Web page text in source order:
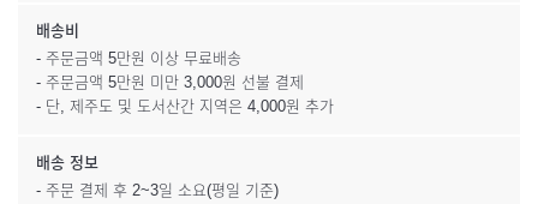
배송비
- 주문금액 5만원 이상 무료배송
- 주문금액 5만원 미만 3,000원 선불 결제
- 단, 제주도 및 도서산간 지역은 4,000원 추가
배송 정보
- 주문 결제 후 2~3일 소요(평일 기준)